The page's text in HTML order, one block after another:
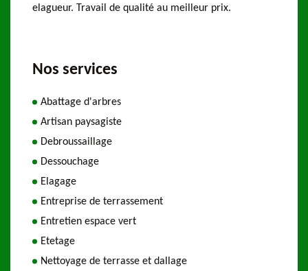
elagueur. Travail de qualité au meilleur prix.
Nos services
Abattage d'arbres
Artisan paysagiste
Debroussaillage
Dessouchage
Elagage
Entreprise de terrassement
Entretien espace vert
Etetage
Nettoyage de terrasse et dallage